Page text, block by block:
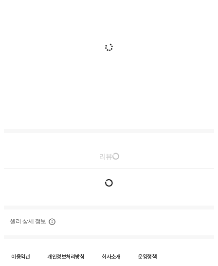
리뷰
셀러 상세 정보
이용약관 개인정보처리방침 회사소개
운영정책